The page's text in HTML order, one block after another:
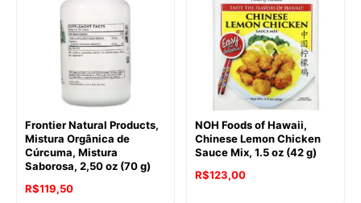
Frontier Natural Products,
Mistura Orgânica de
Cúrcuma, Mistura
Saborosa, 2,50 oz (70 g)
R$119,50
NOH Foods of Hawaii,
Chinese Lemon Chicken
Sauce Mix, 1.5 oz (42 g)
R$123,00